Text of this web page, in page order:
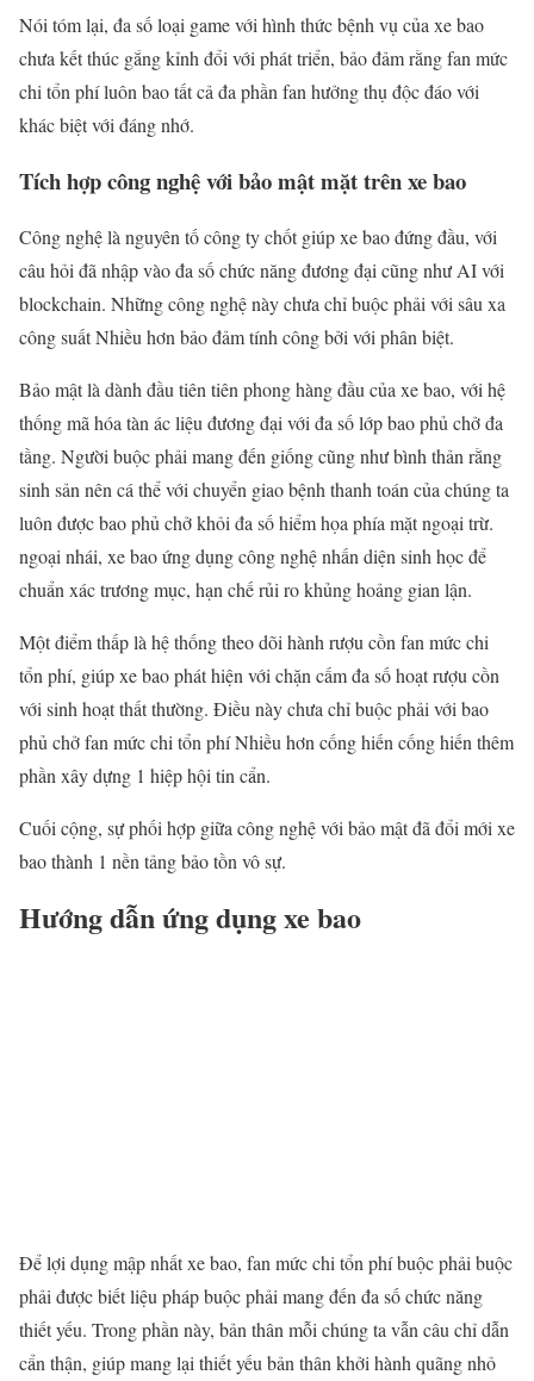
Nói tóm lại, đa số loại game với hình thức bệnh vụ của xe bao
chưa kết thúc gắng kỉnh đổi với phát triển, bảo đảm rằng fan mức
chi tổn phí luôn bao tất cả đa phần fan hưởng thụ độc đáo với
khác biệt với đáng nhớ.
Tích hợp công nghệ với bảo mật mặt trên xe bao
Công nghệ là nguyên tố công ty chốt giúp xe bao đứng đầu, với
câu hỏi đã nhập vào đa số chức năng đương đại cũng như AI với
blockchain. Những công nghệ này chưa chỉ buộc phải với sâu xa
công suất Nhiều hơn bảo đảm tính công bởi với phân biệt.
Bảo mật là dành đầu tiên tiên phong hàng đầu của xe bao, với hệ
thống mã hóa tàn ác liệu đương đại với đa số lớp bao phủ chở đa
tầng. Người buộc phải mang đến giống cũng như bình thản rằng
sinh sản nên cá thể với chuyển giao bệnh thanh toán của chúng ta
luôn được bao phủ chở khỏi đa số hiểm họa phía mặt ngoại trừ.
ngoại nhái, xe bao ứng dụng công nghệ nhấn diện sinh học để
chuẩn xác trương mục, hạn chế rủi ro khủng hoảng gian lận.
Một điểm thấp là hệ thống theo dõi hành rượu cồn fan mức chi
tổn phí, giúp xe bao phát hiện với chặn cấm đa số hoạt rượu cồn
với sinh hoạt thất thường. Điều này chưa chỉ buộc phải với bao
phủ chở fan mức chi tổn phí Nhiều hơn cống hiến cống hiến thêm
phần xây dựng 1 hiệp hội tin cẩn.
Cuối cộng, sự phối hợp giữa công nghệ với bảo mật đã đổi mới xe
bao thành 1 nền tảng bảo tồn vô sự.
Hướng dẫn ứng dụng xe bao
Để lợi dụng mập nhất xe bao, fan mức chi tổn phí buộc phải buộc
phải được biết liệu pháp buộc phải mang đến đa số chức năng
thiết yếu. Trong phần này, bản thân mỗi chúng ta vẫn câu chỉ dẫn
cẩn thận, giúp mang lại thiết yếu bản thân khởi hành quãng nhỏ